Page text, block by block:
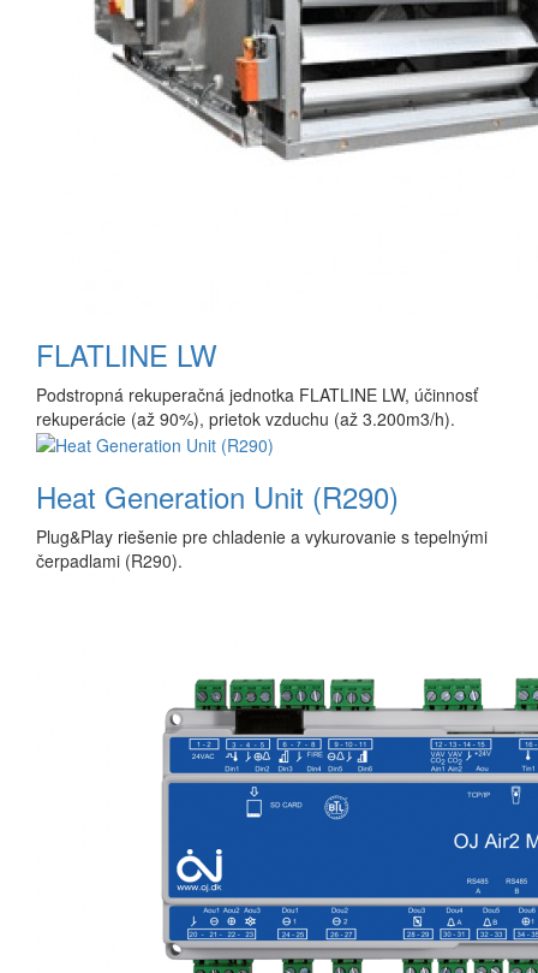
FLATLINE LW
Podstropná rekuperačná jednotka FLATLINE LW, účinnosť
rekuperácie (až 90%), prietok vzduchu (až 3.200m3/h).
Heat Generation Unit (R290)
Plug&Play riešenie pre chladenie a vykurovanie s tepelnými
čerpadlami (R290).